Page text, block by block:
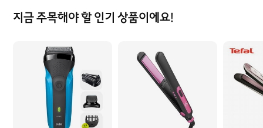
지금 주목해야 할 인기 상품이에요!